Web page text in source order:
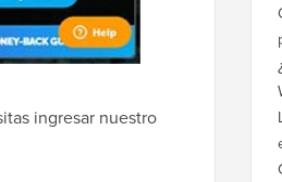
ingresar nuestro